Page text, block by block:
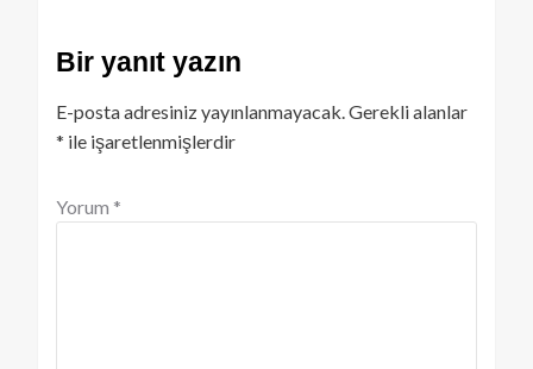
Bir yanıt yazın
E-posta adresiniz yayınlanmayacak.Gerekli alanlar
* ile işaretlenmişlerdir
Yorum *